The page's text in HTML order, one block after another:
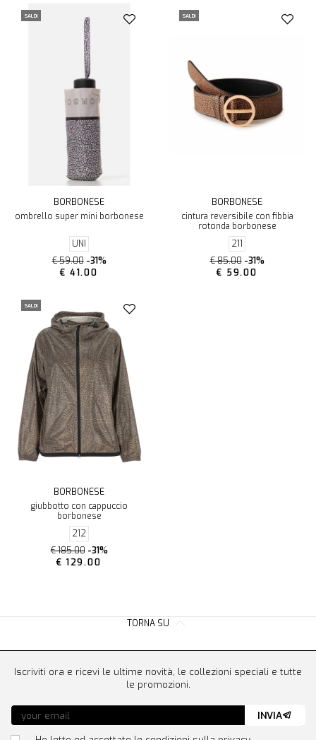
SALDI
BORBONESE
ombrello super mini borbonese
UNI
€ 59.00 -31%
€ 41.00
SALDI
BORBONESE
cintura reversibile con fibbia
rotonda borbonese
211
€ 85.00 -31%
€ 59.00
SALDI
BORBONESE
giubbotto con cappuccio
borbonese
212
€ 185.00 -31%
€ 129.00
TORNA SU
Iscriviti ora e ricevi le ultime novità, le collezioni speciali e tutte
le promozioni.
INVIA